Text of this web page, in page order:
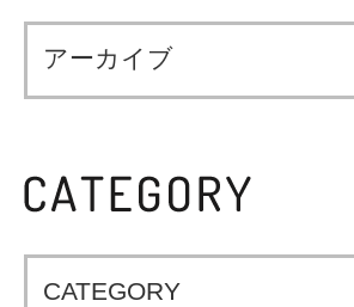
アーカイブ
CATEGORY